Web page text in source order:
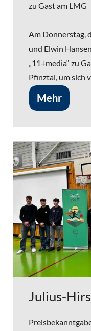
zu Gast am LMG
Am Donnerstag,
und Elwin
„11+media“ zu
Pfinztal, um sich
Mehr
Julius-